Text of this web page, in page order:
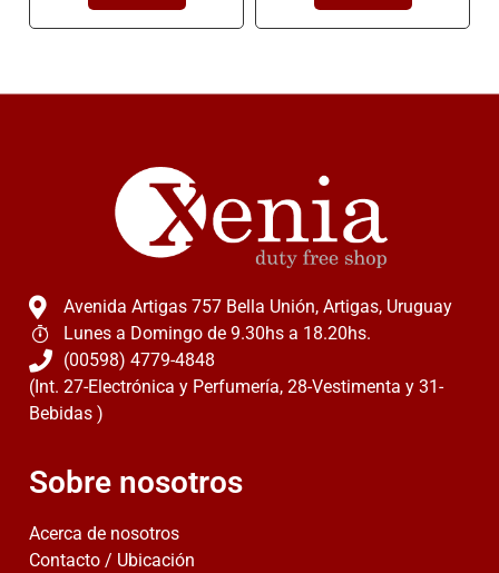
Avenida Artigas 757 Bella Unión, Artigas, Uruguay
Lunes a Domingo de 9.30hs a 18.20hs.
(00598) 4779-4848
(Int. 27-Electrónica y Perfumería, 28-Vestimenta y 31-
Bebidas )
Sobre nosotros
Acerca de nosotros
Contacto / Ubicación